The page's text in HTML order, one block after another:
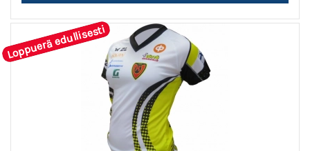
Loppuerä edullisesti